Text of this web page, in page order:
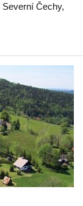
Severní Čechy,